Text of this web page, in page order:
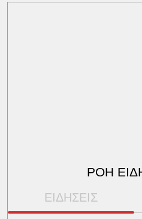
ΡΟΗ
ΕΙΔΗΣΕΙΣ